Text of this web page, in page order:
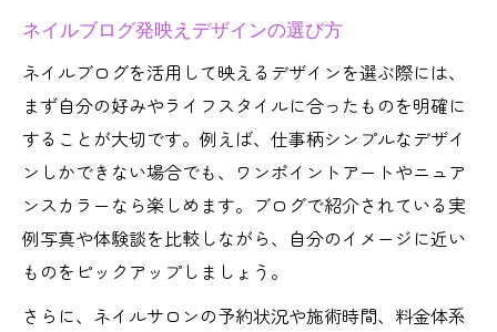
ネイルブログ発映えデザインの選び方
ネイルブログを活用して映えるデザインを選ぶ際には、
まず自分の好みやライフスタイルに合ったものを明確に
することが大切です。例えば、仕事柄シンプルなデザイ
ンしかできない場合でも、ワンポイントアートやニュア
ンスカラーなら楽しめます。ブログで紹介されている実
例写真や体験談を比較しながら、自分のイメージに近い
ものをピックアップしましょう。
さらに、ネイルサロンの予約状況や施術時間、料金体系